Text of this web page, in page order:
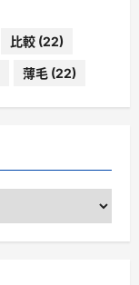
比較 (22)
薄毛 (22)